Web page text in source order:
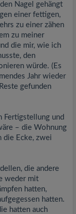
Nagel gehängt
einer fettigen,
zu einer zähen
zu meiner
die mir, wie ich
den
würde. (Es
Jahr wieder
gefunden
Fertigstellung und
– die Wohnung
die Ecke, zwei
die andere
weder mit
hatten,
hatten.
hatten auch